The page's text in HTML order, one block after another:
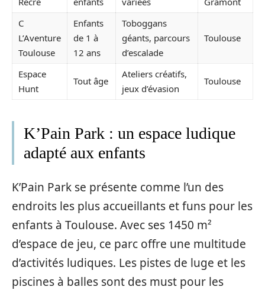
C
L’Aventure
Toulouse
Enfants
de 1 à
12 ans
Toboggans
géants, parcours
d’escalade
Toulouse
Espace
Hunt
Tout âge
Ateliers créatifs,
jeux d’évasion
Toulouse
K’Pain Park : un espace ludique
adapté aux enfants
K’Pain Park se présente comme l’un des
endroits les plus accueillants et funs pour les
enfants à Toulouse. Avec ses 1450 m²
d’espace de jeu, ce parc offre une multitude
d’activités ludiques. Les pistes de luge et les
piscines à balles sont des must pour les